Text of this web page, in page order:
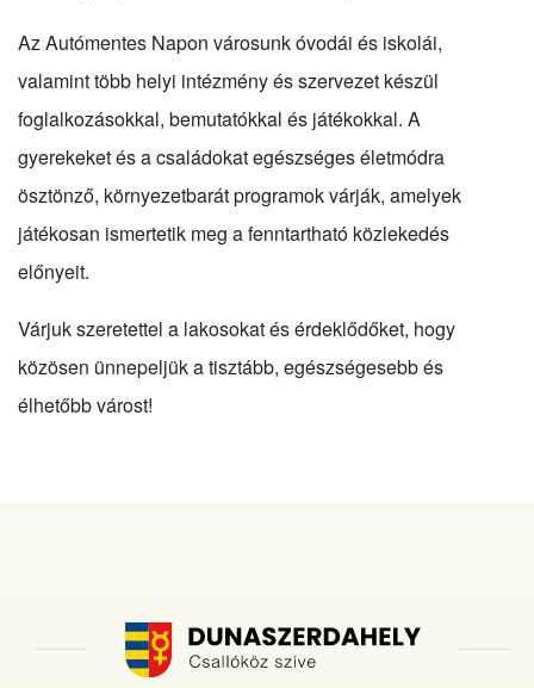
Az Autómentes Napon városunk óvodái és iskolái,
valamint több helyi intézmény és szervezet készül
foglalkozásokkal, bemutatókkal és játékokkal. A
gyerekeket és a családokat egészséges életmódra
ösztönző, környezetbarát programok várják, amelyek
játékosan ismertetik meg a fenntartható közlekedés
előnyeit.
Várjuk szeretettel a lakosokat és érdeklődőket, hogy
közösen ünnepeljük a tisztább, egészségesebb és
élhetőbb várost!